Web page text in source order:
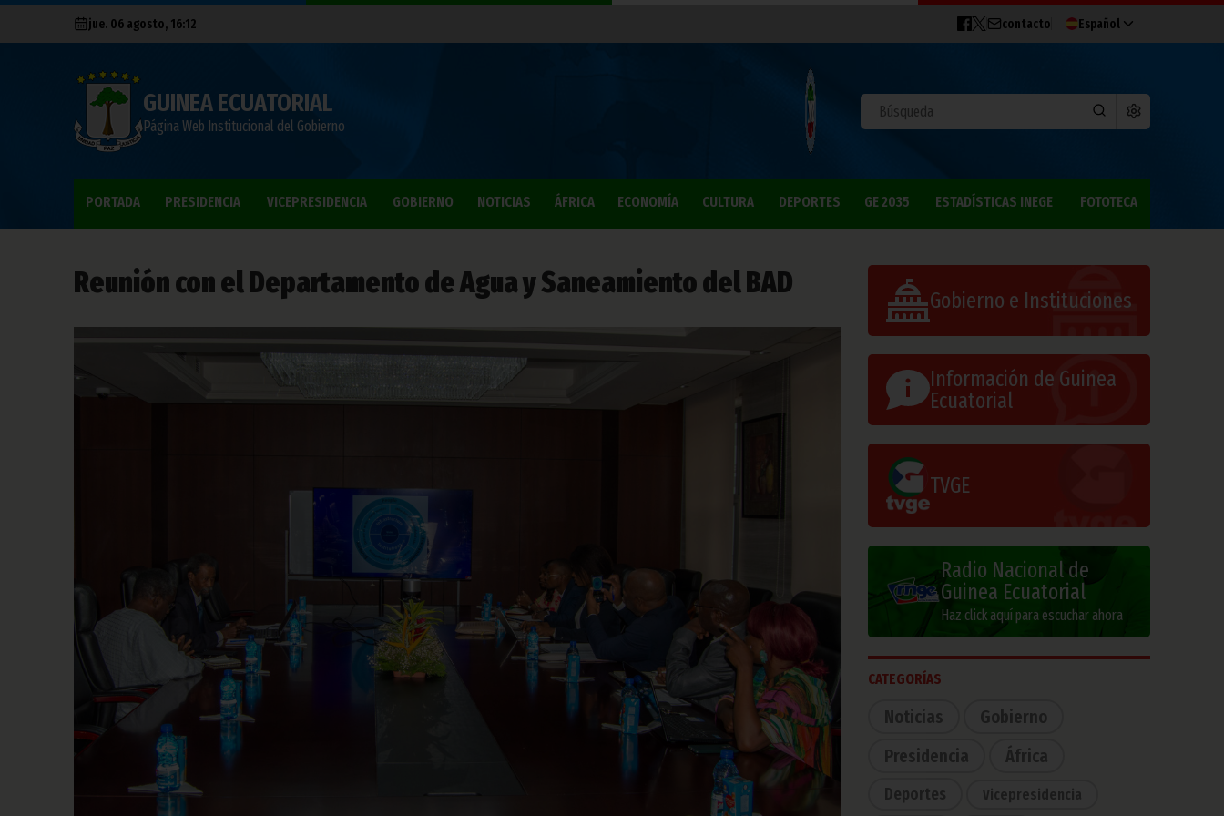
jue. 06 agosto, 16:12 contacto Español
GUINEA ECUATORIAL
Página Web Institucional del Gobierno
PORTADA PRESIDENCIA VICEPRESIDENCIA GOBIERNO NOTICIAS ÁFRICA ECONOMÍA CULTURA DEPORTES GE 2035 ESTADÍSTICAS INEGE FOTOTECA
Reunión con el Departamento de Agua y Saneamiento del BAD
Gobierno e Instituciones
Información de Guinea
Ecuatorial
TVGE
Radio Nacional de
Guinea Ecuatorial
Haz click aquí para escuchar ahora
CATEGORÍAS
Noticias
Gobierno
Presidencia
África
Deportes Vicepresidencia